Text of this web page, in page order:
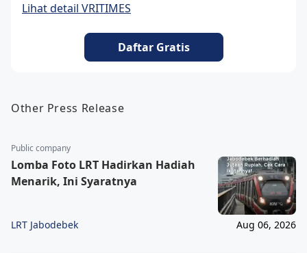
Lihat detail VRITIMES
Daftar Gratis
Other Press Release
Public company
Lomba Foto LRT Hadirkan Hadiah
Menarik, Ini Syaratnya
LRT Jabodebek Aug 06, 2026